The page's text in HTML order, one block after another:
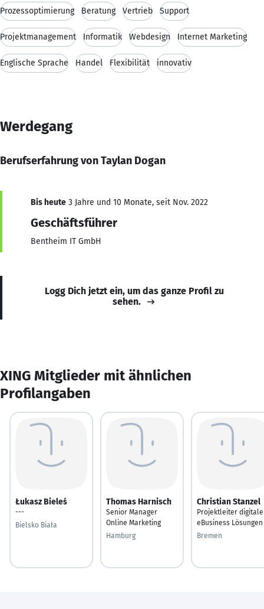
Prozessoptimierung Beratung Vertrieb Support
Projektmanagement Informatik Webdesign Internet Marketing
Englische Sprache Handel Flexibilität innovativ
Werdegang
Berufserfahrung von Taylan Dogan
Bis heute 3 Jahre und 10 Monate, seit Nov. 2022
Geschäftsführer
Bentheim IT GmbH
Logg Dich jetzt ein, um das ganze Profil zu
sehen.
XING Mitglieder mit ähnlichen
Profilangaben
Łukasz Bieleś
---
Bielsko Biała
Thomas Harnisch
Senior Manager
Online Marketing
Hamburg
Christian Stanzel
Projektleiter digitale
eBusiness Lösungen
Bremen